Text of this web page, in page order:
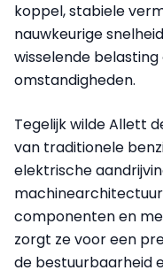
koppel, stabiele
nauwkeurige
wisselende
omstandigheden.
Tegelijk wilde Allett
van traditionele
elektrische
componenten en
zorgt ze voor een
de bestuurbaarheid